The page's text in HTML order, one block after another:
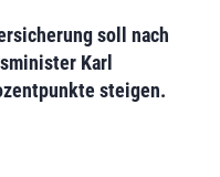
soll nach
Karl
steigen.